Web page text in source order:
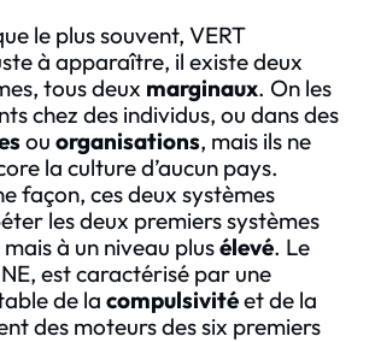
le plus souvent, VERT
à apparaître, il existe deux
tous deux marginaux. On les
chez des individus, ou dans des
ou organisations, mais ils ne
la culture d’aucun pays.
façon, ces deux systèmes
les deux premiers systèmes
à un niveau plusélevé. Le
est caractérisé par une
de la compulsivitéet de la
des moteurs des six premiers